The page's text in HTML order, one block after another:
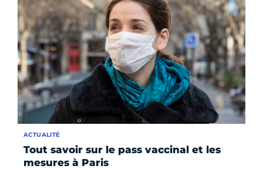
Tout savoir sur le pass vaccinal et les
mesures à Paris
ACTUALITÉ